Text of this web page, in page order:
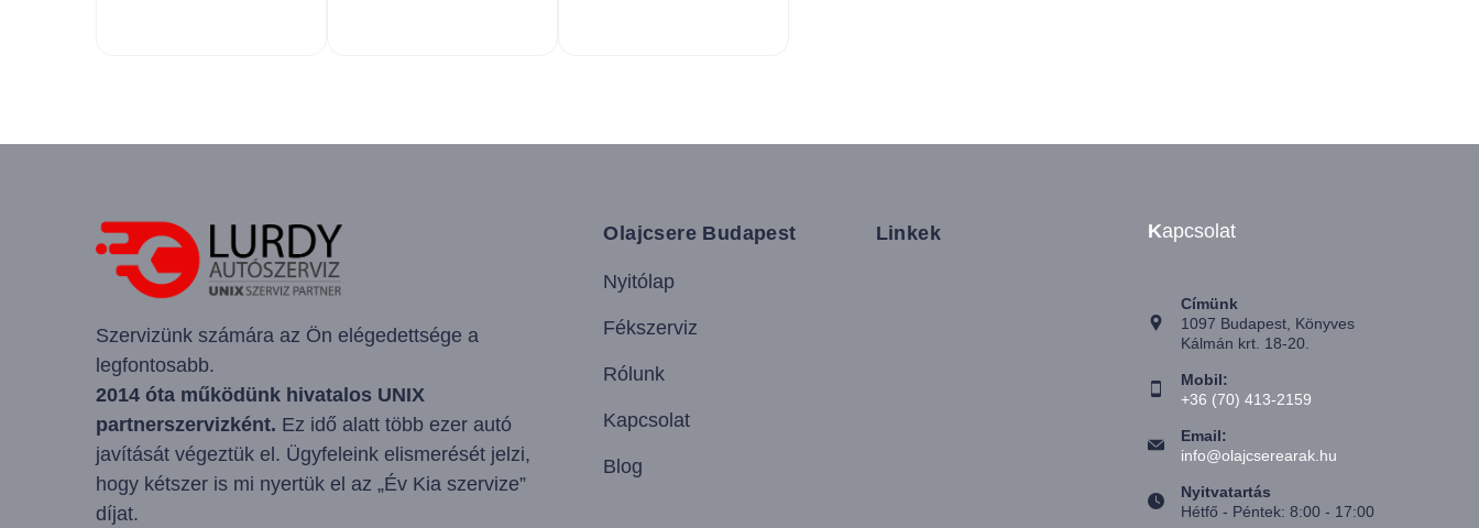
Szervizünk számára az Ön elégedettsége a
legfontosabb.
2014 óta működünk hivatalos UNIX
partnerszervizként. Ez idő alatt több ezer autó
javítását végeztük el. Ügyfeleink elismerését jelzi,
hogy kétszer is mi nyertük el az „Év Kia szervize”
díjat.
Olajcsere Budapest
Nyitólap
Fékszerviz
Rólunk
Kapcsolat
Blog
Linkek Kapcsolat
Címünk
1097 Budapest, Könyves
Kálmán krt. 18-20.
Mobil:
+36 (70) 413-2159
Email:
info@olajcserearak.hu
Nyitvatartás
Hétfő - Péntek: 8:00 - 17:00